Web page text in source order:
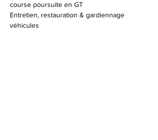
course poursuite en GT
Entretien, restauration & gardiennage
véhicules